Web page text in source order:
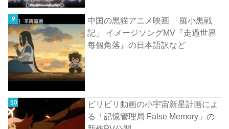
中国の黒猫アニメ映画 「羅小黒戦
記」 イメージソングMV『走過世界
每個角落』の日本語訳など
ビリビリ動画の小宇宙新星計画によ
る「記憶管理局 False Memory」の